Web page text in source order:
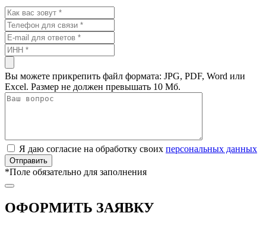
Вы можете прикрепить файл формата: JPG, PDF, Word или
Excel. Размер не должен превышать 10 Мб.
Я даю согласие на обработку своих персональных данных
*Поле обязательно для заполнения
ОФОРМИТЬ ЗАЯВКУ